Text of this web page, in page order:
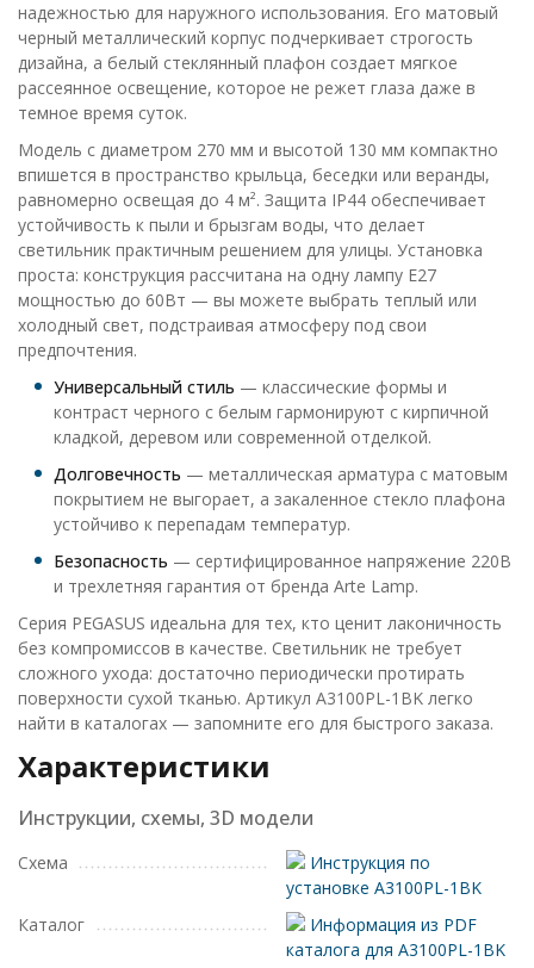
надежностью для наружного использования. Его матовый
черный металлический корпус подчеркивает строгость
дизайна, а белый стеклянный плафон создает мягкое
рассеянное освещение, которое не режет глаза даже в
темное время суток.
Модель с диаметром 270 мм и высотой 130 мм компактно
впишется в пространство крыльца, беседки или веранды,
равномерно освещая до 4 м². Защита IP44 обеспечивает
устойчивость к пыли и брызгам воды, что делает
светильник практичным решением для улицы. Установка
проста: конструкция рассчитана на одну лампу E27
мощностью до 60Вт — вы можете выбрать теплый или
холодный свет, подстраивая атмосферу под свои
предпочтения.
Универсальный стиль — классические формы и
контраст черного с белым гармонируют с кирпичной
кладкой, деревом или современной отделкой.
Долговечность — металлическая арматура с матовым
покрытием не выгорает, а закаленное стекло плафона
устойчиво к перепадам температур.
Безопасность — сертифицированное напряжение 220В
и трехлетняя гарантия от бренда Arte Lamp.
Серия PEGASUS идеальна для тех, кто ценит лаконичность
без компромиссов в качестве. Светильник не требует
сложного ухода: достаточно периодически протирать
поверхности сухой тканью. Артикул A3100PL-1BK легко
найти в каталогах — запомните его для быстрого заказа.
Характеристики
Инструкции, схемы, 3D модели
Схема
Инструкция по
установке A3100PL-1BK
Каталог
Информация из PDF
каталога для A3100PL-1BK